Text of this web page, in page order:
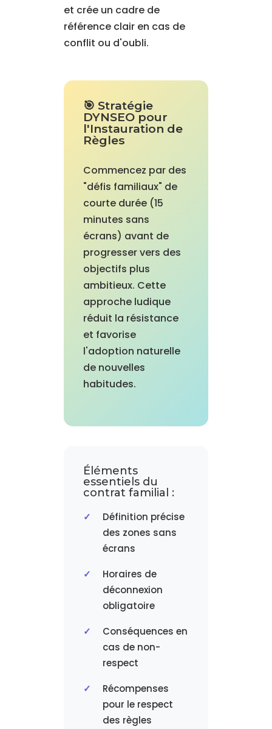
et crée un cadre de
référence clair en cas de
conflit ou d'oubli.
🎯 Stratégie
DYNSEO pour
l'Instauration de
Règles
Commencez par des
"défis familiaux" de
courte durée (15
minutes sans
écrans) avant de
progresser vers des
objectifs plus
ambitieux. Cette
approche ludique
réduit la résistance
et favorise
l'adoption naturelle
de nouvelles
habitudes.
Éléments
essentiels du
contrat familial :
Définition précise
des zones sans
écrans
Horaires de
déconnexion
obligatoire
Conséquences en
cas de non-
respect
Récompenses
pour le respect
des règles